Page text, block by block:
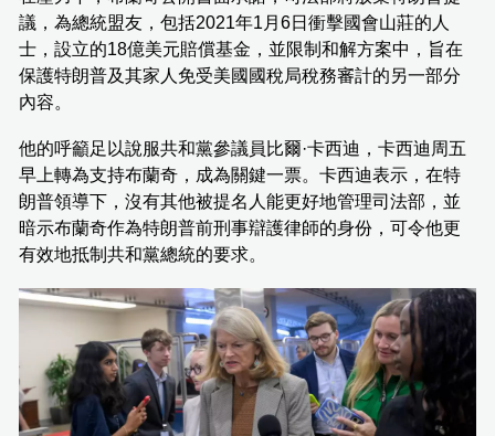
議，為總統盟友，包括2021年1月6日衝擊國會山莊的人
士，設立的18億美元賠償基金，並限制和解方案中，旨在
保護特朗普及其家人免受美國國稅局稅務審計的另一部分
內容。
他的呼籲足以說服共和黨參議員比爾·卡西迪，卡西迪周五
早上轉為支持布蘭奇，成為關鍵一票。卡西迪表示，在特
朗普領導下，沒有其他被提名人能更好地管理司法部，並
暗示布蘭奇作為特朗普前刑事辯護律師的身份，可令他更
有效地抵制共和黨總統的要求。